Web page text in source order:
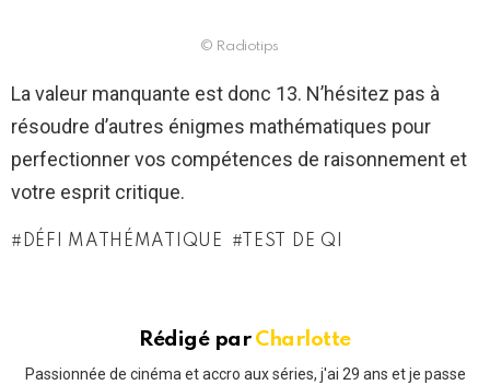
© Radiotips
La valeur manquante est donc 13. N’hésitez pas à
résoudre d’autres énigmes mathématiques pour
perfectionner vos compétences de raisonnement et
votre esprit critique.
DÉFI MATHÉMATIQUE TEST DE QI
Rédigé par Charlotte
Passionnée de cinéma et accro aux séries, j'ai 29 ans et je passe